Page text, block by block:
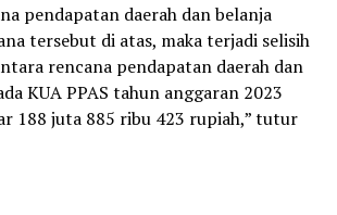
pendapatan daerah dan belanja
tersebut di atas, maka terjadi selisih
rencana pendapatan daerah dan
KUA PPAS tahun anggaran 2023
188 juta 885 ribu 423 rupiah,” tutur